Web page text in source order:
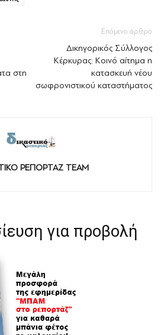
στη
Επόμενο άρθρο
Δικηγορικός Σύλλογος
Κέρκυρας: Κοινό αίτημα η
κατασκευή νέου
σωφρονιστικού καταστήματος
ΡΕΠΟΡΤΑΖ TEAM
για προβολή